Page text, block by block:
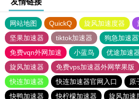
友情链接
网站地图 QuickQ 旋风加速度器
坚果加速器
tiktok加速器
狗急加速
免费vqn外网加速
小蓝鸟 优途加速
旋风加速器
免费vps加速器外网苹果版
快连加速器
快连加速器官网入口
原
快鸭加速器
快柠檬加速器 旋风加速